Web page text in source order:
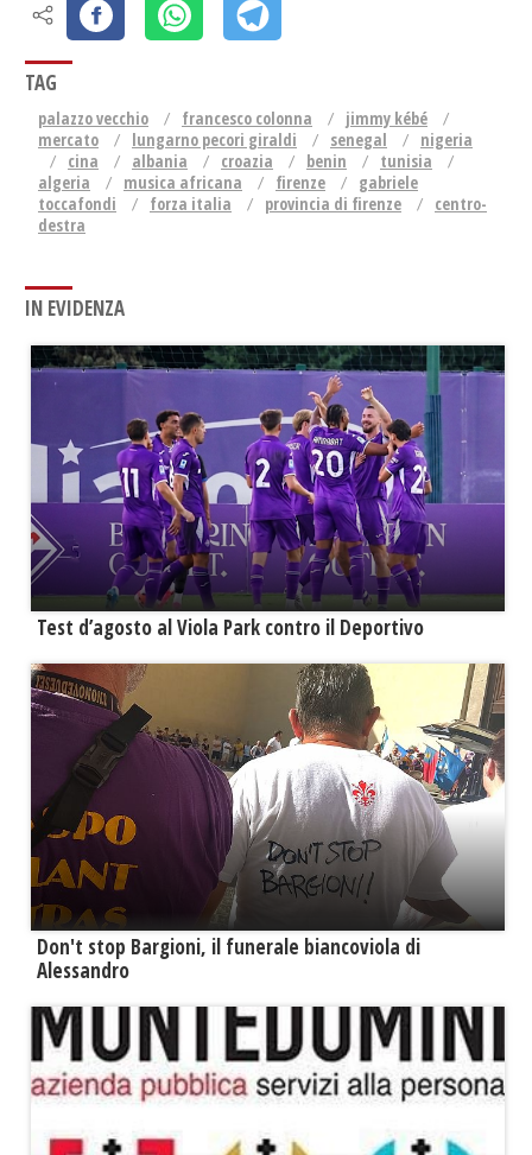
TAG
palazzo vecchio francesco colonna
jimmy kébé
mercato
lungarno pecori giraldi senegal
nigeria
cina
albania croazia benin
tunisia
algeria
musica africana firenze
gabriele
toccafondi
forza italia provincia di firenze
centro-
destra
IN EVIDENZA
Test d’agosto al Viola Park contro il Deportivo
Don't stop Bargioni, il funerale biancoviola di
Alessandro